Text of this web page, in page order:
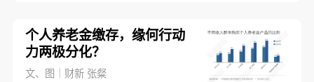
个人养老金缴存，缘何行动
力两极分化？
文、图｜财新 张粲